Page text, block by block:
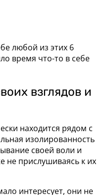
любой из этих 6
время что-то в себе
взглядов и
находится рядом с
изолированность
своей воли и
не прислушиваясь к их
интересует, они не